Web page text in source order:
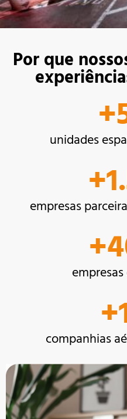
Por que
unidades
+
empresas
+
+
companhias
+